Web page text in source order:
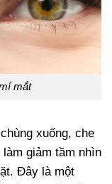
mắt
xuống, che
làm giảm tầm nhìn
Đây là một